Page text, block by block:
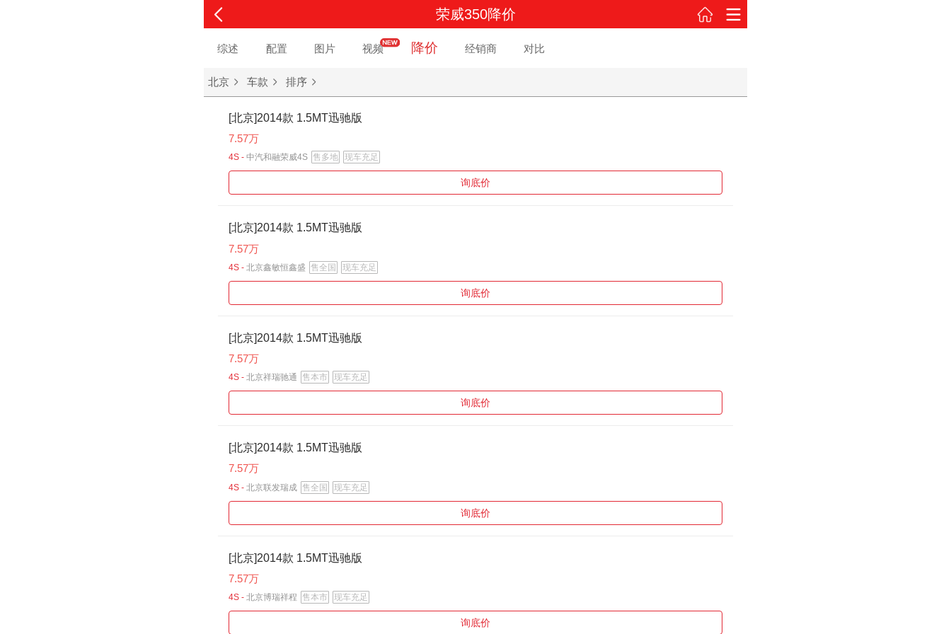
荣威350降价
综述 配置 图片 视频 降价 经销商 对比
北京 车款 排序
[北京]2014款 1.5MT迅驰版
7.57万
4S - 中汽和融荣威4S 售多地 现车充足
询底价
[北京]2014款 1.5MT迅驰版
7.57万
4S - 北京鑫敏恒鑫盛 售全国 现车充足
询底价
[北京]2014款 1.5MT迅驰版
7.57万
4S - 北京祥瑞驰通 售本市 现车充足
询底价
[北京]2014款 1.5MT迅驰版
7.57万
4S - 北京联发瑞成 售全国 现车充足
询底价
[北京]2014款 1.5MT迅驰版
7.57万
4S - 北京博瑞祥程 售本市 现车充足
询底价